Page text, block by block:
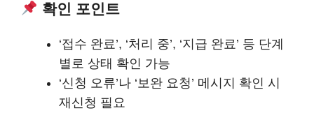
확인 포인트
‘접수 완료’, ‘처리 중’, ‘지급 완료’ 등 단계
별로 상태 확인 가능
‘신청 오류’나 ‘보완 요청’ 메시지 확인 시
재신청 필요